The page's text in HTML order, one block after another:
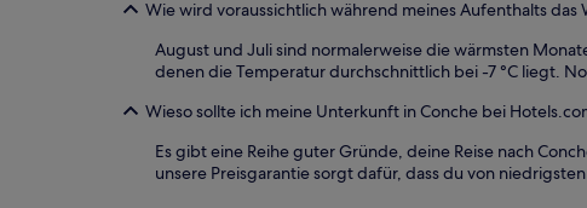
Wie wird voraussichtlich während meines Aufenthalts das
August und Juli sind normalerweise die wärmsten
denen die Temperatur durchschnittlich bei -7 °C liegt.
Wieso sollte ich meine Unterkunft in Conche bei
Es gibt eine Reihe guter Gründe, deine Reise nach
unsere Preisgarantie sorgt dafür, dass du von